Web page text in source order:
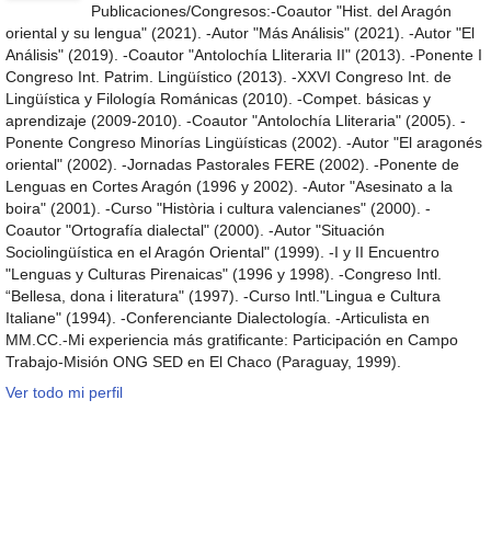
Publicaciones/Congresos:-Coautor "Hist. del Aragón
oriental y su lengua" (2021). -Autor "Más Análisis" (2021). -Autor "El
Análisis" (2019). -Coautor "Antolochía Lliteraria II" (2013). -Ponente I
Congreso Int. Patrim. Lingüístico (2013). -XXVI Congreso Int. de
Lingüística y Filología Románicas (2010). -Compet. básicas y
aprendizaje (2009-2010). -Coautor "Antolochía Lliteraria" (2005). -
Ponente Congreso Minorías Lingüísticas (2002). -Autor "El aragonés
oriental" (2002). -Jornadas Pastorales FERE (2002). -Ponente de
Lenguas en Cortes Aragón (1996 y 2002). -Autor "Asesinato a la
boira" (2001). -Curso "Història i cultura valencianes" (2000). -
Coautor "Ortografía dialectal" (2000). -Autor "Situación
Sociolingüística en el Aragón Oriental" (1999). -I y II Encuentro
"Lenguas y Culturas Pirenaicas" (1996 y 1998). -Congreso Intl.
“Bellesa, dona i literatura" (1997). -Curso Intl."Lingua e Cultura
Italiane" (1994). -Conferenciante Dialectología. -Articulista en
MM.CC.-Mi experiencia más gratificante: Participación en Campo
Trabajo-Misión ONG SED en El Chaco (Paraguay, 1999).
Ver todo mi perfil